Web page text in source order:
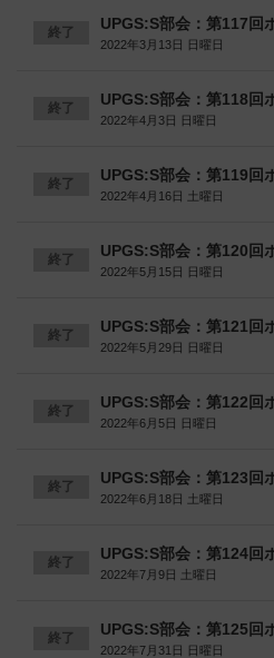
終了 UPGS:S部会：第117回
2022年3月13日 日曜日
終了 UPGS:S部会：第118回
2022年4月3日 日曜日
終了 UPGS:S部会：第119回
2022年4月16日 土曜日
終了 UPGS:S部会：第120回
2022年5月15日 日曜日
終了 UPGS:S部会：第121回
2022年5月29日 日曜日
終了 UPGS:S部会：第122回
2022年6月5日 日曜日
終了 UPGS:S部会：第123回
2022年6月18日 土曜日
終了 UPGS:S部会：第124回
2022年7月9日 土曜日
終了 UPGS:S部会：第125回
2022年7月31日 日曜日